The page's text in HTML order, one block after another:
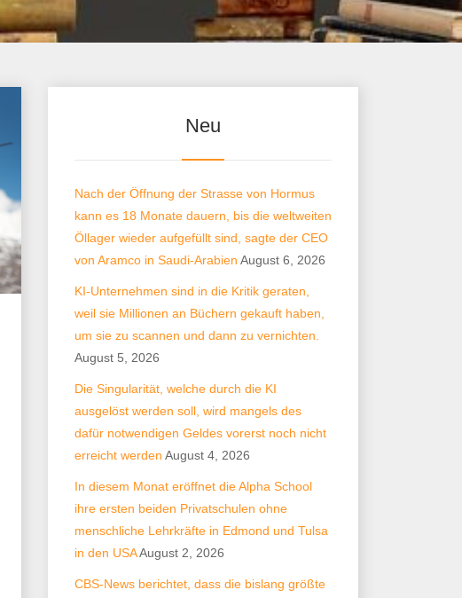
Neu
Nach der Öffnung der Strasse von Hormus
kann es 18 Monate dauern, bis die weltweiten
Öllager wieder aufgefüllt sind, sagte der CEO
von Aramco in Saudi-Arabien August 6, 2026
KI-Unternehmen sind in die Kritik geraten,
weil sie Millionen an Büchern gekauft haben,
um sie zu scannen und dann zu vernichten.
August 5, 2026
Die Singularität, welche durch die KI
ausgelöst werden soll, wird mangels des
dafür notwendigen Geldes vorerst noch nicht
erreicht werden August 4, 2026
In diesem Monat eröffnet die Alpha School
ihre ersten beiden Privatschulen ohne
menschliche Lehrkräfte in Edmond und Tulsa
in den USAAugust 2, 2026
CBS-News berichtet, dass die bislang größte